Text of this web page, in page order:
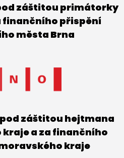
záštitou primátorky
finančního přispění
města Brna
záštitou hejtmana
a za finančního
kraje